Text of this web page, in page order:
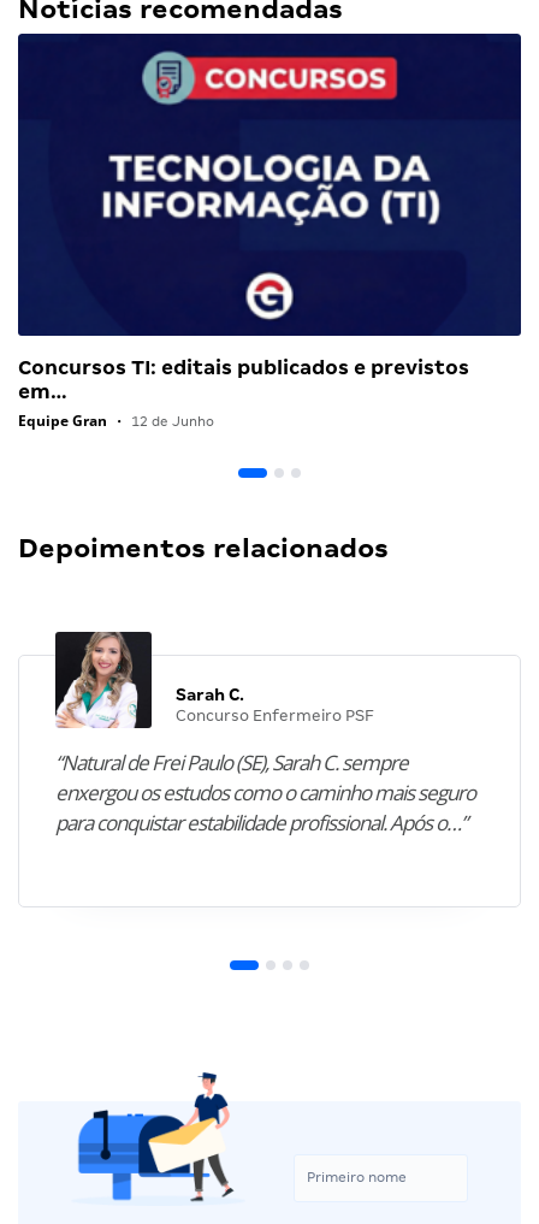
Notícias recomendadas
Concursos TI: editais publicados e previstos
em…
Equipe Gran • 12 de Junho
Depoimentos relacionados
Sarah C.
Concurso Enfermeiro PSF
“Natural de Frei Paulo (SE), Sarah C. sempre
enxergou os estudos como o caminho mais seguro
para conquistar estabilidade profissional. Após o…”